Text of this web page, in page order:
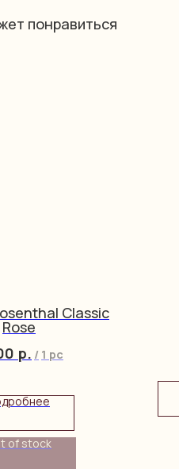
понравиться
Classic
Rose
р. / 1 pc
of stock